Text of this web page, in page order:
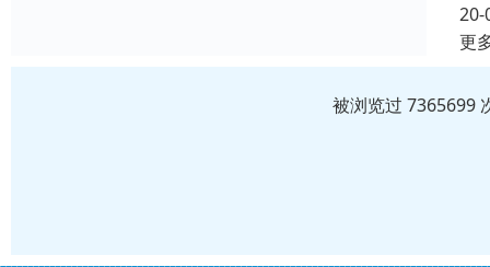
20-
更
被浏览过 7365699